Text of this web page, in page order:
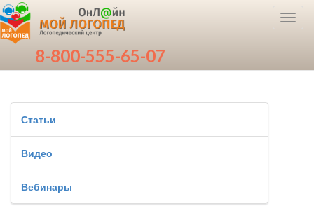
8-800-555-65-07
Статьи
Видео
Вебинары